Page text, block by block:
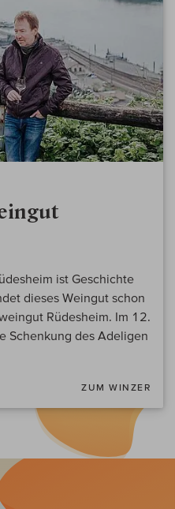
ist Geschichte
dieses Weingut schon
Rüdesheim. Im 12.
Schenkung des Adeligen
ZUM WINZER